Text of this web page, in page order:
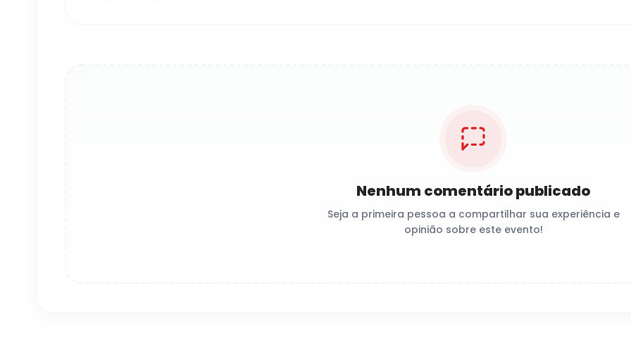
Nenhum comentário publicado
Seja a primeira pessoa a compartilhar sua experiência e
opinião sobre este evento!